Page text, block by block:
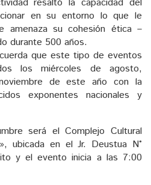
en su entorno lo que le
amenaza su cohesión ética –
durante 500 años.
que este tipo de eventos
los miércoles de agosto,
de este año con la
exponentes nacionales y
será el Complejo Cultural
ubicada en el Jr. Deustua N°
y el evento inicia a las 7:00